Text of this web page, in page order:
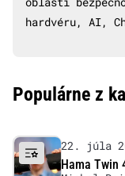
hardvéru, AI,
Populárne z
22. júla
Hama Twin